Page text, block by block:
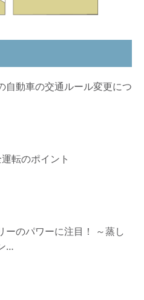
自動車の交通ルール変更につ
転のポイント
ーのパワーに注目！ ～蒸し
…